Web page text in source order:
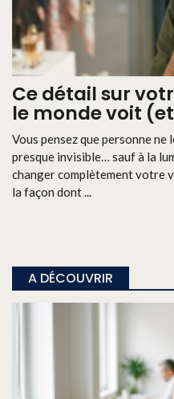
Ce détail sur
le monde voit
Vous pensez que personne ne
presque invisible… sauf à la
changer complètement votre
la façon dont ...
A DÉCOUVRIR